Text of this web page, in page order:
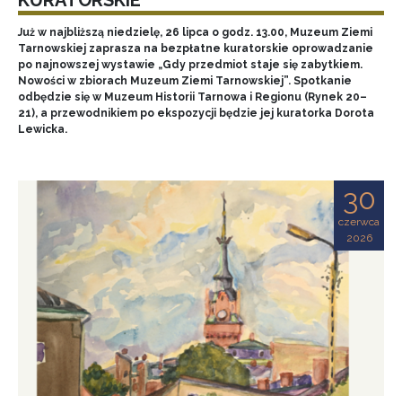
Już w najbliższą niedzielę, 26 lipca o godz. 13.00, Muzeum Ziemi
Tarnowskiej zaprasza na bezpłatne kuratorskie oprowadzanie
po najnowszej wystawie „Gdy przedmiot staje się zabytkiem.
Nowości w zbiorach Muzeum Ziemi Tarnowskiej”. Spotkanie
odbędzie się w Muzeum Historii Tarnowa i Regionu (Rynek 20–
21), a przewodnikiem po ekspozycji będzie jej kuratorka Dorota
Lewicka.
30
czerwca
2026